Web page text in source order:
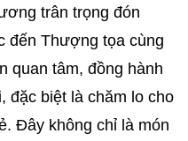
trân trọng đón
đến Thượng tọa cùng
quan tâm, đồng hành
đặc biệt là chăm lo cho
Đây không chỉ là món